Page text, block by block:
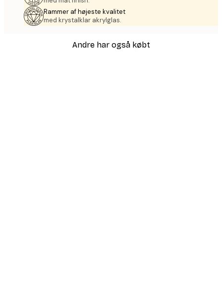
Rammer af højeste kvalitet
med krystalklar akrylglas.
Andre har også købt